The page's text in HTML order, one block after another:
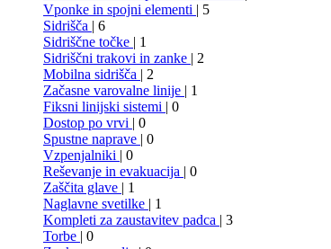
Vponke in spojni elementi | 5
Sidrišča | 6
Sidriščne točke | 1
Sidriščni trakovi in zanke | 2
Mobilna sidrišča | 2
Začasne varovalne linije | 1
Fiksni linijski sistemi | 0
Dostop po vrvi | 0
Spustne naprave | 0
Vzpenjalniki | 0
Reševanje in evakuacija | 0
Zaščita glave | 1
Naglavne svetilke | 1
Kompleti za zaustavitev padca | 3
Torbe | 0